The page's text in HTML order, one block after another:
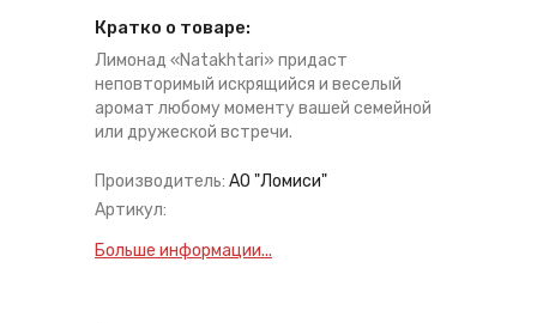
Кратко о товаре:
Лимонад «Natakhtari» придаст
неповторимый искрящийся и веселый
аромат любому моменту вашей семейной
или дружеской встречи.
Производитель: АО "Ломиси"
Артикул:
Больше информации...